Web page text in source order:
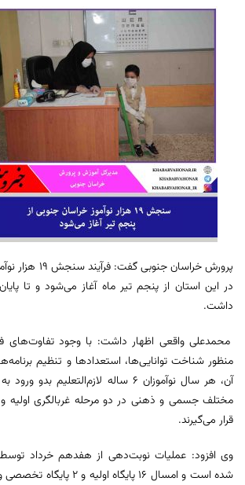
پرورش خراسان
در این استان از پنجم تیر ماه آغاز می‌شود و تا
داشت.
محمدعلی واقعی اظهار داشت: با وجود تفاوت‌های
منظور شناخت توانایی‌ها، استعدادها و تنظیم
آن، هر سال نوآموزان ۶ ساله
مختلف جسمی و ذهنی در دو مرحله غربالگری اولیه
قرار می‌گیرند.
وی افزود: عملیات نوبت‌دهی از هفدهم خرداد
شده است و امسال ۱۶ پایگاه